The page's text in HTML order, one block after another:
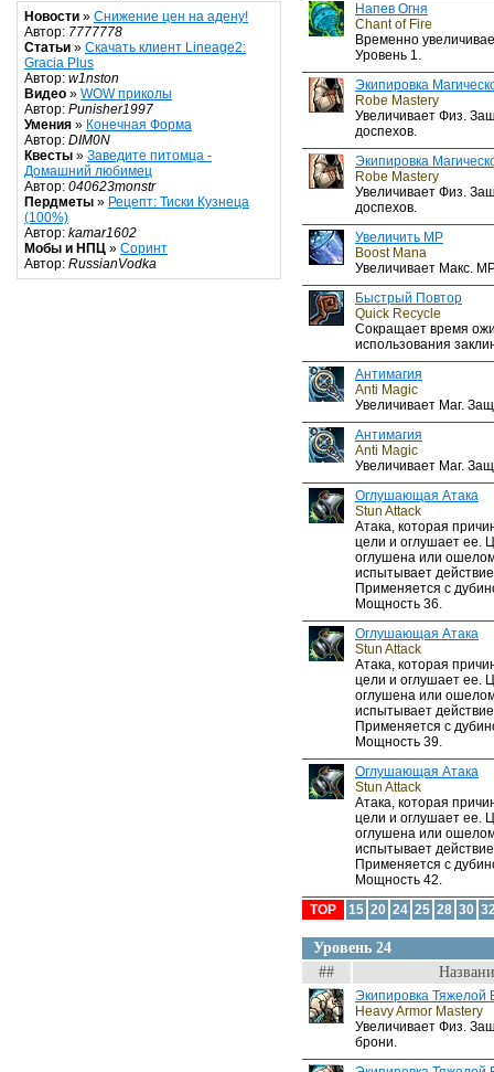
Новости » Снижение цен на адену!
Автор: 7777778
Статьи » Скачать клиент Lineage2:
Gracia Plus
Автор: w1nston
Видео » WOW приколы
Автор: Punisher1997
Умения » Конечная Форма
Автор: DIM0N
Квесты » Заведите питомца -
Домашний любимец
Автор: 040623monstr
Пердметы » Рецепт: Тиски Кузнеца
(100%)
Автор: kamar1602
Мобы и НПЦ » Соринт
Автор: RussianVodka
Напев Огня
Chant of Fire
Временно
Уровень 1.
Экипировка
Robe Mastery
Увеличивает Физ.
доспехов.
Экипировка
Robe Mastery
Увеличивает Физ.
доспехов.
Увеличить MP
Boost Mana
Увеличивает Макс.
Быстрый Повтор
Quick Recycle
Сокращает время
использования
Антимагия
Anti Magic
Увеличивает Маг.
Антимагия
Anti Magic
Увеличивает Маг.
Оглушающая Атака
Stun Attack
Атака, которая
цели и оглушает ее.
оглушена или
испытывает
Применяется с
Мощность 36.
Оглушающая Атака
Stun Attack
Атака, которая
цели и оглушает ее.
оглушена или
испытывает
Применяется с
Мощность 39.
Оглушающая Атака
Stun Attack
Атака, которая
цели и оглушает ее.
оглушена или
испытывает
Применяется с
Мощность 42.
TOP
15 20 24 25 28 30
Уровень 24
##
Экипировка Тяжелой
Heavy Armor Mastery
Увеличивает Физ.
брони.